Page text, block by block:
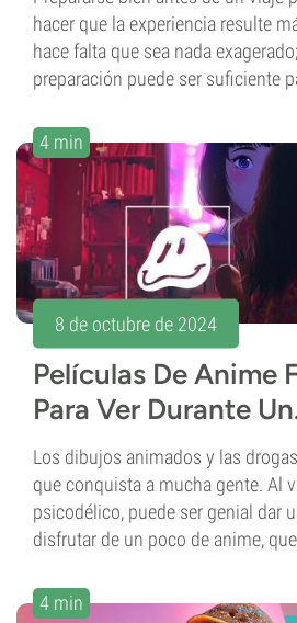
hacer que la experiencia resulte
hace falta que sea nada
preparación puede ser suficiente
4 min
8 de octubre de 2024
Películas De Anime
Para Ver Durante
Los dibujos animados y las
que conquista a mucha gente. Al
psicodélico, puede ser genial dar
disfrutar de un poco de anime,
4 min